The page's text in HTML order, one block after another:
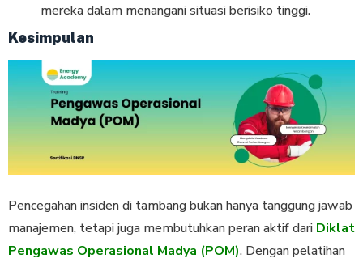
mereka dalam menangani situasi berisiko tinggi.
Kesimpulan
Pencegahan insiden di tambang bukan hanya tanggung jawab
manajemen, tetapi juga membutuhkan peran aktif dari Diklat
Pengawas Operasional Madya (POM). Dengan pelatihan